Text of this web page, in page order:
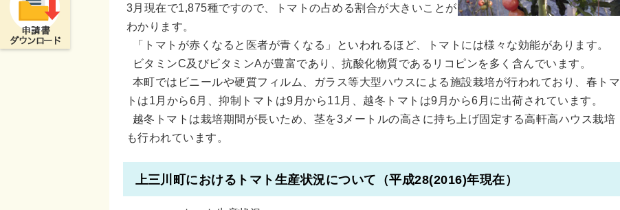
3月現在で1,875種ですので、トマトの占める割合が大きいことが
わかります。
「トマトが赤くなると医者が青くなる」といわれるほど、トマトには様々な効能があります。
ビタミンC及びビタミンAが豊富であり、抗酸化物質であるリコピンを多く含んでいます。
本町ではビニールや硬質フィルム、ガラス等大型ハウスによる施設栽培が行われており、春トマ
トは1月から6月、抑制トマトは9月から11月、越冬トマトは9月から6月に出荷されています。
越冬トマトは栽培期間が長いため、茎を3メートルの高さに持ち上げ固定する高軒高ハウス栽培
も行われています。
上三川町におけるトマト生産状況について（平成28(2016)年現在）